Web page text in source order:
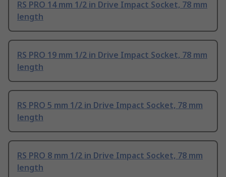
RS PRO 14 mm 1/2 in Drive Impact Socket, 78 mm
length
RS PRO 19 mm 1/2 in Drive Impact Socket, 78 mm
length
RS PRO 5 mm 1/2 in Drive Impact Socket, 78 mm
length
RS PRO 8 mm 1/2 in Drive Impact Socket, 78 mm
length